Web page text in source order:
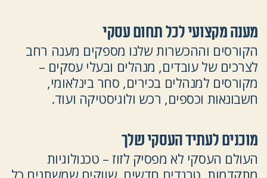
מענה מקצועי לכל תחום עסקי
הקורסים וההכשרות שלנו מספקים מענה רחב
לצרכים של עובדים, מנהלים ובעלי עסקים –
מקורסים למנהלים בכירים, סחר בינלאומי,
חשבונאות וכספים, רכש ולוגיסטיקה ועוד.
מוכנים לעתיד העסקי שלך
העולם העסקי לא מפסיק לזוז – טכנולוגיות
מתקדמות, טרנדים חדשים, שווקים שמשתנים כל